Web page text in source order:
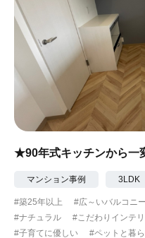
★90年式キッチンから一
マンション事例 3LDK
#築25年以上 #広～いバルコニー
#ナチュラル
#こだわりインテ
#子育てに優しい
#ペットと暮